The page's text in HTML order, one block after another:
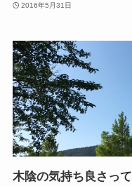
2016年5月31日
木陰の気持ち良さって